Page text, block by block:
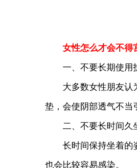
女性怎么才会不得
一、不要长期使用
大多数女性朋友认为
垫，会使阴部透气不当
二、不要长时间久
长时间保持坐着的姿
也会比较容易感染。